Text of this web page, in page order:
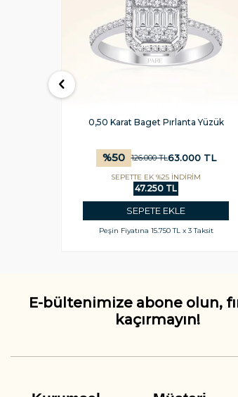
0,50 Karat Baget Pırlanta Yüzük
%50 126.000TL63.000TL
SEPETTE EK %25 İNDİRİM
47.250 TL
SEPETE EKLE
Peşin Fiyatına 15.750 TL x 3 Taksit
E-bültenimize abone olun,
kaçırmayın!